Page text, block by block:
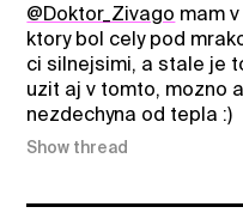
@Doktor_Zivago mam
ktory bol cely pod
ci silnejsimi, a stale je
uzit aj v tomto, mozno
nezdechyna od tepla :)
Show thread